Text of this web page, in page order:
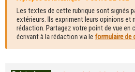
Les textes de cette rubrique sont signés
extérieurs. Ils expriment leurs opinions et
rédaction. Partagez votre point de vue en
écrivant à la rédaction via le formulaire de